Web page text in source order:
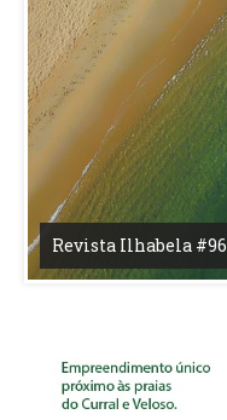
Revista Ilhabela #96